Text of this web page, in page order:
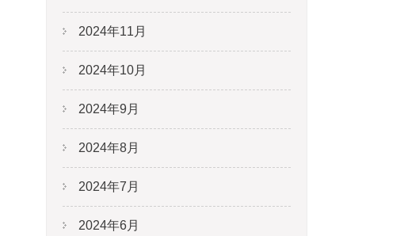
2024年11月
2024年10月
2024年9月
2024年8月
2024年7月
2024年6月